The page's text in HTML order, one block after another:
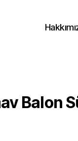
Balon